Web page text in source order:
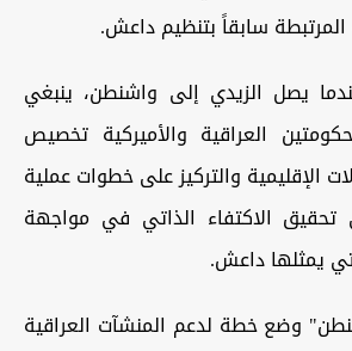
المرتبطة سابقاً بتنظيم داعش.
يصل الزيدي إلى واشنطن، ينبغي
العراقية والأميركية تخصيص
الإقليمية والتركيز على خطوات عملية
تحقيق الاكتفاء الذاتي في مواجهة
يمثلها داعش.
وضع خطة لدعم المنشآت العراقية